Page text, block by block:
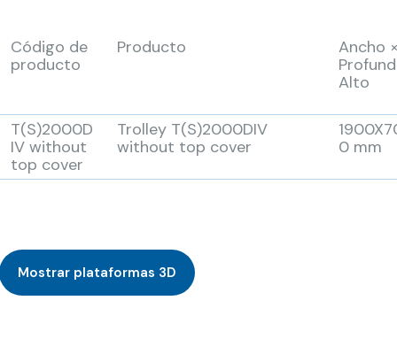
Código de
producto
Producto
Ancho
Alto
T(S)2000D
IV without
top cover
Trolley T(S)2000DIV
without top cover
0 mm
Mostrar plataformas 3D